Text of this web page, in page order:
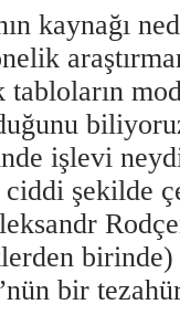
kaynağı
işlevi
şekilde
bir